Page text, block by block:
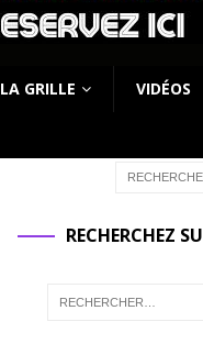
LA GRILLE VIDÉOS
RECHERCHEZ